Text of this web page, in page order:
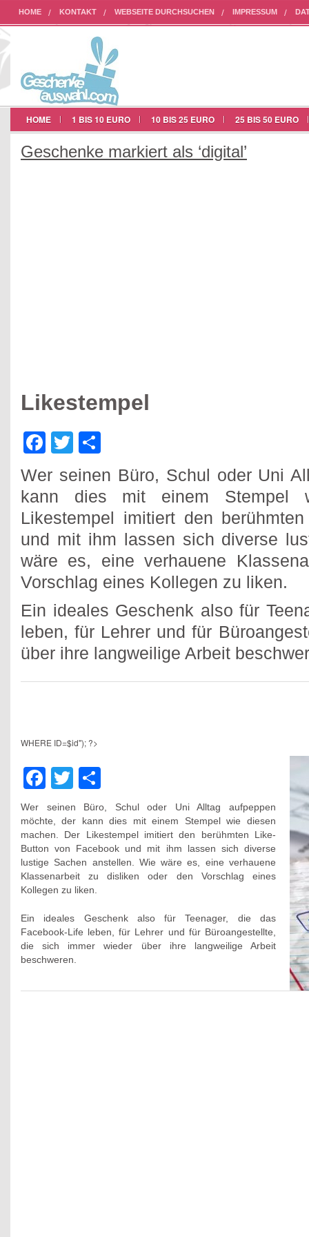
HOME KONTAKT WEBSEITE DURCHSUCHEN IMPRESSUM
AUF UNSERER WEBSEITE WERBEN
HOME 1 BIS 10 EURO 10 BIS 25 EURO 25 BIS 50 EURO
Geschenke markiert als ‘digital’
Likestempel
Facebook
Twitter
Wer seinen Büro, Schul oder Uni
kann dies mit einem Stempel
Likestempel imitiert den
und mit ihm lassen sich diverse
wäre es, eine verhauene
Vorschlag eines Kollegen zu liken.
Ein ideales Geschenk also für
leben, für Lehrer und für
über ihre langweilige Arbeit
WHERE ID=$id"); ?>
Facebook
Twitter
Wer seinen Büro, Schul oder Uni Alltag aufpeppen
möchte, der kann dies mit einem Stempel wie diesen
machen. Der Likestempel imitiert den berühmten Like-
Button von Facebook und mit ihm lassen sich diverse
lustige Sachen anstellen. Wie wäre es, eine verhauene
Klassenarbeit zu disliken oder den Vorschlag eines
Kollegen zu liken.
Ein ideales Geschenk also für Teenager, die das
Facebook-Life leben, für Lehrer und für Büroangestellte,
die sich immer wieder über ihre langweilige Arbeit
beschweren.